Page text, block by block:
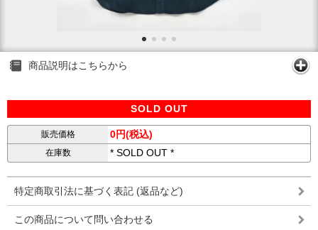
商品説明はこちらから
SOLD OUT
販売価格 0円(税込)
在庫数 * SOLD OUT *
特定商取引法に基づく表記 (返品など)
この商品について問い合わせる